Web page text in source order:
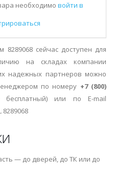
необходимо войти в
сейчас доступен для
на складах компании
надежных партнеров можно
по номеру +7 (800)
или по E-mail
8289068
— до дверей, до ТК или до